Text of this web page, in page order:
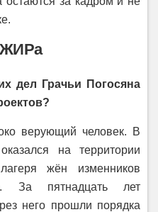
дел Грачьи Погосяна
верующий человек. В
на территории
жён изменников
За пятнадцать лет
него прошли порядка